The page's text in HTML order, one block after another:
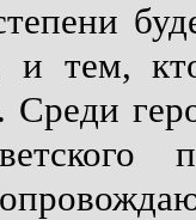
и тем,
Среди